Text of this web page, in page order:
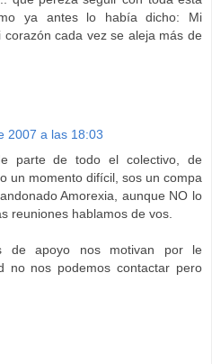
ya antes lo había dicho: Mi
cada vez se aleja más de
2007 a las 18:03
parte de todo el colectivo, de
un momento difícil, sos un compa
Amorexia, aunque NO lo
reuniones hablamos de vos.
de apoyo nos motivan por le
no nos podemos contactar pero